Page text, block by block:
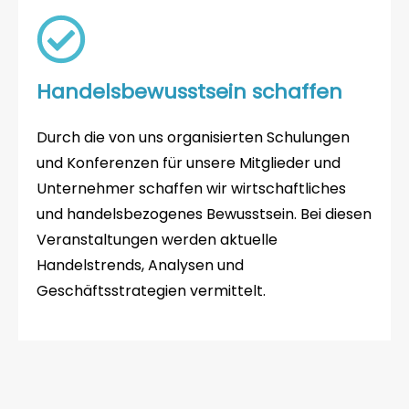
Handelsbewusstsein schaffen
Durch die von uns organisierten Schulungen
und Konferenzen für unsere Mitglieder und
Unternehmer schaffen wir wirtschaftliches
und handelsbezogenes Bewusstsein. Bei diesen
Veranstaltungen werden aktuelle
Handelstrends, Analysen und
Geschäftsstrategien vermittelt.